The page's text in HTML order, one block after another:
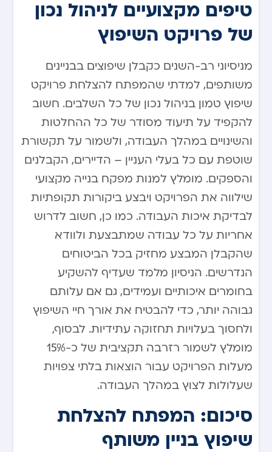
טיפים מקצועיים לניהול נכון
של פרויקט השיפוץ
מניסיוני רב-השנים כקבלן שיפוצים בבניינים
משותפים, למדתי שהמפתח להצלחת פרויקט
שיפוץ טמון בניהול נכון של כל השלבים. חשוב
להקפיד על תיעוד מסודר של כל ההחלטות
והשינויים במהלך העבודה, ולשמור על תקשורת
שוטפת עם כל בעלי העניין – הדיירים, הקבלנים
והספקים. מומלץ למנות מפקח בנייה מקצועי
שילווה את הפרויקט ויבצע ביקורות תקופתיות
לבדיקת איכות העבודה. כמו כן, חשוב לדרוש
אחריות על כל עבודה שמתבצעת ולוודא
שהקבלן המבצע מחזיק בכל הביטוחים
הנדרשים. הניסיון מלמד שעדיף להשקיע
בחומרים איכותיים ועמידים, גם אם עלותם
גבוהה יותר, כדי להבטיח את אורך חיי השיפוץ
ולחסוך בעלויות תחזוקה עתידיות. לבסוף,
מומלץ לשמור רזרבה תקציבית של כ-15%
מעלות הפרויקט עבור הוצאות בלתי צפויות
שעלולות לצוץ במהלך העבודה.
סיכום: המפתח להצלחת
שיפוץ בניין משותף